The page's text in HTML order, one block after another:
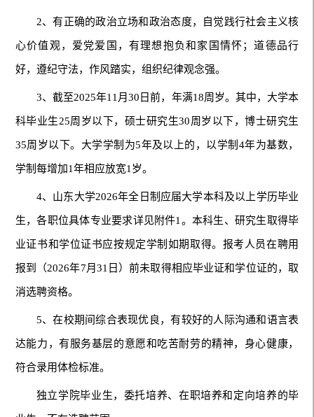
2、有正确的政治立场和政治态度，自觉践行社会主义核
心价值观，爱党爱国，有理想抱负和家国情怀；道德品行
好，遵纪守法，作风踏实，组织纪律观念强。
3、截至2025年11月30日前，年满18周岁。其中，大学本
科毕业生25周岁以下，硕士研究生30周岁以下，博士研究生
35周岁以下。大学学制为5年及以上的，以学制4年为基数，
学制每增加1年相应放宽1岁。
4、山东大学2026年全日制应届大学本科及以上学历毕业
生，各职位具体专业要求详见附件1。本科生、研究生取得毕
业证书和学位证书应按规定学制如期取得。报考人员在聘用
报到（2026年7月31日）前未取得相应毕业证和学位证的，取
消选聘资格。
5、在校期间综合表现优良，有较好的人际沟通和语言表
达能力，有服务基层的意愿和吃苦耐劳的精神，身心健康，
符合录用体检标准。
独立学院毕业生，委托培养、在职培养和定向培养的毕